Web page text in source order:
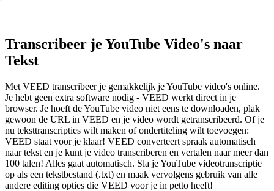
Transcribeer je YouTube Video's naar
Tekst
Met VEED transcribeer je gemakkelijk je YouTube video's online.
Je hebt geen extra software nodig - VEED werkt direct in je
browser. Je hoeft de YouTube video niet eens te downloaden, plak
gewoon de URL in VEED en je video wordt getranscribeerd. Of je
nu teksttranscripties wilt maken of ondertiteling wilt toevoegen:
VEED staat voor je klaar! VEED converteert spraak automatisch
naar tekst en je kunt je video transcriberen en vertalen naar meer dan
100 talen! Alles gaat automatisch. Sla je YouTube videotranscriptie
op als een tekstbestand (.txt) en maak vervolgens gebruik van alle
andere editing opties die VEED voor je in petto heeft!